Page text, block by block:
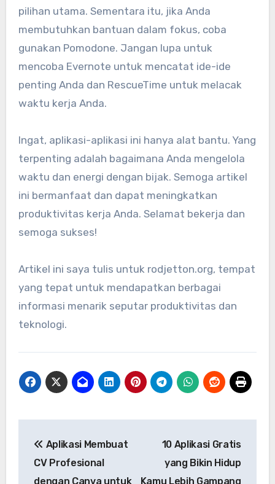
pilihan utama. Sementara itu, jika Anda
membutuhkan bantuan dalam fokus, coba
gunakan Pomodone. Jangan lupa untuk
mencoba Evernote untuk mencatat ide-ide
penting Anda dan RescueTime untuk melacak
waktu kerja Anda.
Ingat, aplikasi-aplikasi ini hanya alat bantu. Yang
terpenting adalah bagaimana Anda mengelola
waktu dan energi dengan bijak. Semoga artikel
ini bermanfaat dan dapat meningkatkan
produktivitas kerja Anda. Selamat bekerja dan
semoga sukses!
Artikel ini saya tulis untuk rodjetton.org, tempat
yang tepat untuk mendapatkan berbagai
informasi menarik seputar produktivitas dan
teknologi.
pos
Aplikasi Membuat
CV Profesional
dengan Canva untuk
10 Aplikasi Gratis
yang Bikin Hidup
Kamu Lebih Gampang